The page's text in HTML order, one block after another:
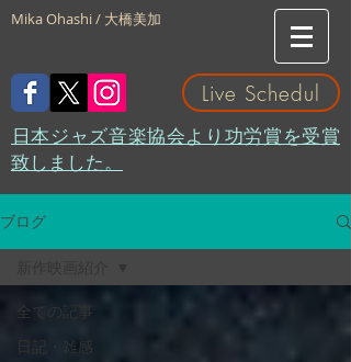
Mika Ohashi / 大橋美加
Live Schedul
​日本ジャズ音楽協会より功労賞を受賞
致しました。
ブログ
全ての記事
日記・雑感